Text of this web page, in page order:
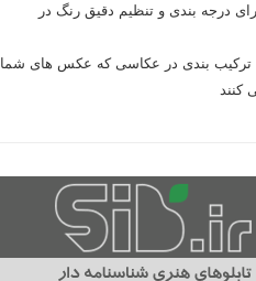
درجه بندی و تنظیم دقیق رنگ در
ترکیب بندی در عکاسی که عکس های شما
کنند